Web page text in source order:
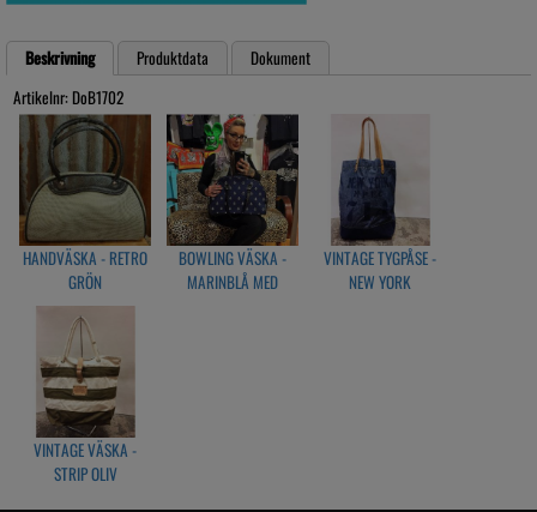
Beskrivning Produktdata
Dokument
Artikelnr: DoB1702
HANDVÄSKA - RETRO
GRÖN
BOWLING VÄSKA -
MARINBLÅ MED
VINTAGE TYGPÅSE -
NEW YORK
VINTAGE VÄSKA -
STRIP OLIV